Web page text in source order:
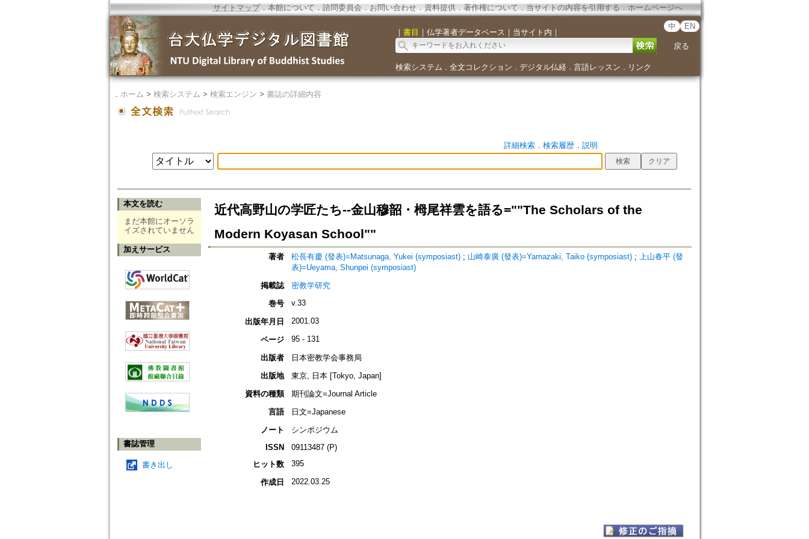
サイトマップ．本館について ． 諮問委員会． お問い合わせ． 資料提供． 著作権について．当サイトの内容を引用する ． ホームページへ
｜ 書目 ｜ 仏学著者データベース ｜ 当サイト内 ｜
中 EN
戻る
検索システム ． 全文コレクション ． デジタル仏経． 言語レッスン ． リンク
． ホーム > 検索システム > 検索エンジン > 書誌の詳細内容
詳細検索． 検索履歴． 説明
本文を読む
まだ本館にオーソラ
イズされていません
加えサービス
書誌管理
書き出し
近代高野山の学匠たち--金山穆韶・栂尾祥雲を語る=""The Scholars of the
Modern Koyasan School""
著者 松長有慶 (發表)=Matsunaga, Yukei (symposiast); 山崎泰廣 (發表)=Yamazaki, Taiko (symposiast); 上山春平 (發
表)=Ueyama, Shunpei (symposiast)
掲載誌
密教学研究
巻号
v.33
出版年月日 2001.03
ページ 95 - 131
出版者
日本密教学会事務局
出版地
東京, 日本 [Tokyo, Japan]
資料の種類
期刊論文=Journal Article
言語
日文=Japanese
ノート
シンポジウム
ISSN
09113487 (P)
ヒット数
395
作成日 2022.03.25